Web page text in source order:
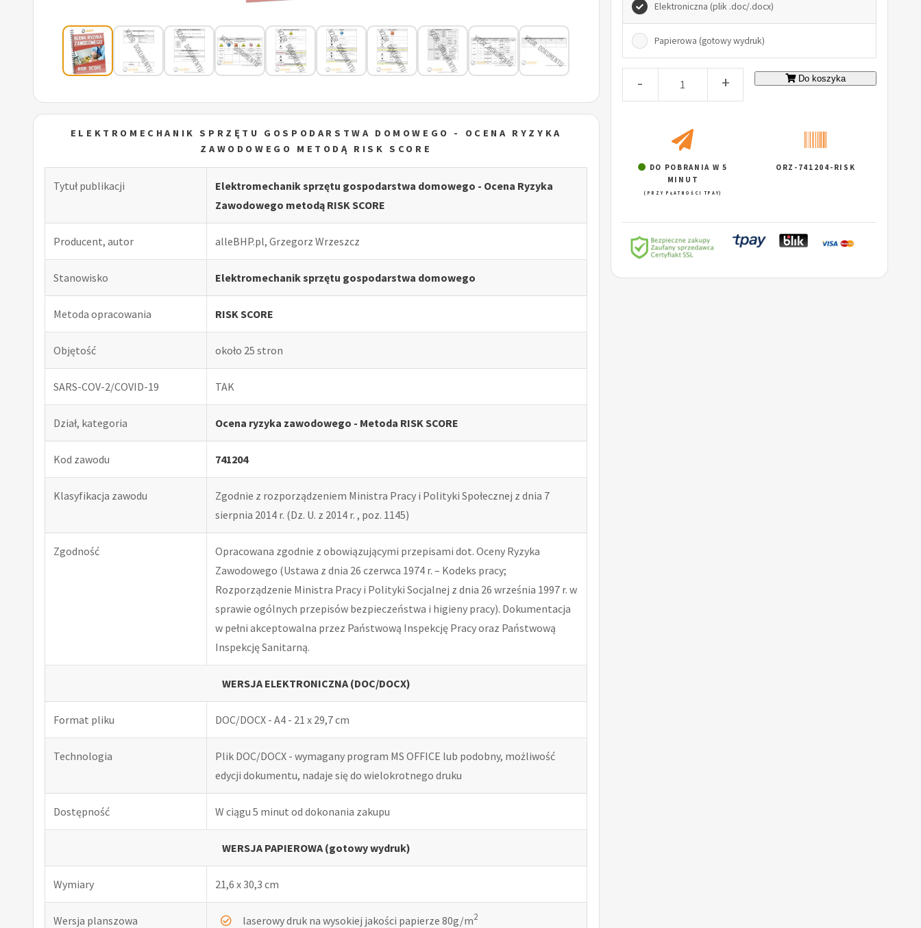
ELEKTROMECHANIK SPRZĘTU GOSPODARSTWA DOMOWEGO - OCENA RYZYKA
ZAWODOWEGO METODĄ RISK SCORE
Tytuł publikacji
Elektromechanik sprzętu gospodarstwa domowego - Ocena Ryzyka
Zawodowego metodą RISK SCORE
Producent, autor alleBHP.pl, Grzegorz Wrzeszcz
Stanowisko Elektromechanik sprzętu gospodarstwa domowego
Metoda opracowania RISK SCORE
Objętość około 25 stron
SARS-COV-2/COVID-19 TAK
Dział, kategoria Ocena ryzyka zawodowego - Metoda RISK SCORE
Kod zawodu 741204
Klasyfikacja zawodu
Zgodnie z rozporządzeniem Ministra Pracy i Polityki Społecznej z dnia 7
sierpnia 2014 r. (Dz. U. z 2014 r. , poz. 1145)
Zgodność
Opracowana zgodnie z obowiązującymi przepisami dot. Oceny Ryzyka
Zawodowego (Ustawa z dnia 26 czerwca 1974 r. – Kodeks pracy;
Rozporządzenie Ministra Pracy i Polityki Socjalnej z dnia 26 września 1997 r. w
sprawie ogólnych przepisów bezpieczeństwa i higieny pracy). Dokumentacja
w pełni akceptowalna przez Państwową Inspekcję Pracy oraz Państwową
Inspekcję Sanitarną.
WERSJA ELEKTRONICZNA (DOC/DOCX)
Format pliku DOC/DOCX - A4 - 21 x 29,7 cm
Technologia
Plik DOC/DOCX - wymagany program MS OFFICE lub podobny, możliwość
edycji dokumentu, nadaje się do wielokrotnego druku
Dostępność W ciągu 5 minut od dokonania zakupu
WERSJA PAPIEROWA (gotowy wydruk)
Wymiary 21,6 x 30,3 cm
Wersja planszowa laserowy druk na wysokiej jakości papierze 80g/m2
Elektroniczna (plik .doc/.docx)
Papierowa (gotowy wydruk)
- + Do koszyka
DO POBRANIA W 5
MINUT
(PRZY PŁATNOŚCI TPAY)
ORZ-741204-RISK